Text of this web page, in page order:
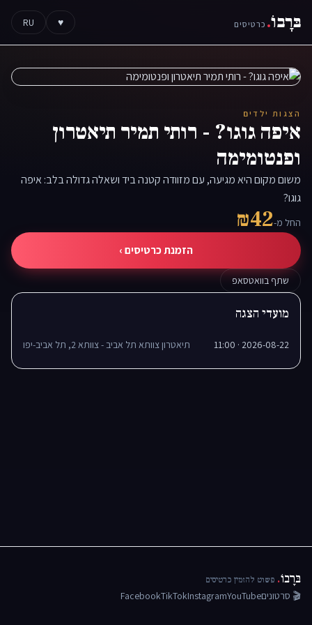
בּרָבוֹ. כרטיסים ♥
RU
הצגות ילדים
איפה גוגו? - רותי תמיר תיאטרון
ופנטומימה
משום מקום היא מגיעה, עם מזוודה קטנה ביד ושאלה גדולה בלב: איפה
גוגו?
החל מ-₪42
הזמנת כרטיסים ›
שתף בוואטסאפ
מועדי הצגה
2026-08-22 · 11:00 תיאטרון צוותא תל אביב - צוותא 2, תל אביב-יפו
בּרָבוֹ. פשוט להזמין כרטיסים
🎬 סרטוניםYouTube
Instagram
TikTok
Facebook